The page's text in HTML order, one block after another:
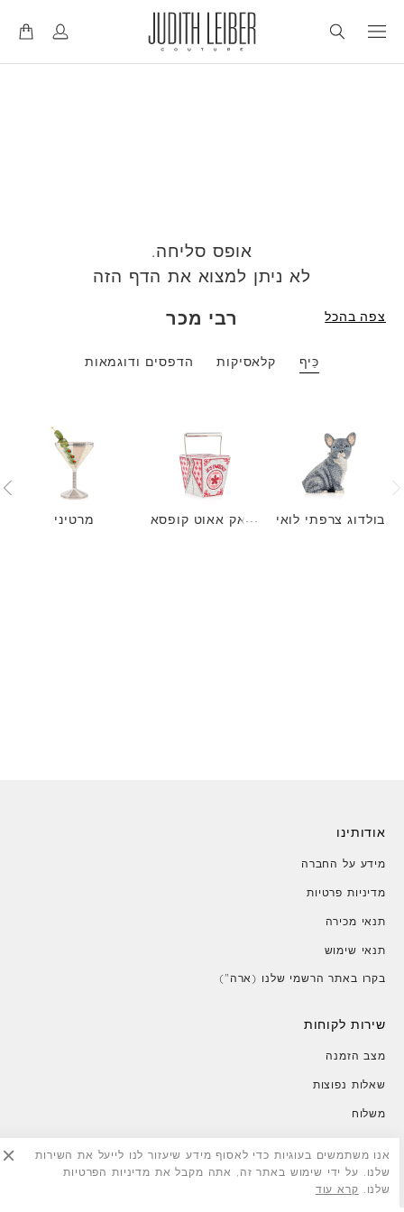
אנו משתמשים בעוגיות כדי לאסוף מידע שיעזור לנו לייעל את השירות
שלנו. על ידי שימוש באתר זה, אתה מקבל את מדיניות הפרטיות
שלנו.
קרא עוד
אופס סליחה.
לא ניתן למצוא את הדף הזה
רבי מכר צפה בהכל
כֵּיף קלאסיקות הדפסים ודוגמאות
מרטיני
טאק אאוט קופסא
בולדוג צרפתי לואי
אודותינו
מידע על החברה
מדיניות פרטיות
תנאי מכירה
תנאי שימוש
בקרו באתר הרשמי שלנו (ארה")
שירות לקוחות
מצב הזמנה
שאלות נפוצות
משלוח
צור קשר